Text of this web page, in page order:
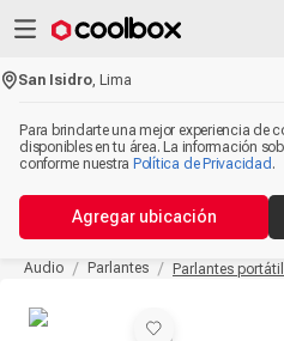
San Isidro ,Lima
Para brindarte una mejor experiencia de
disponibles en tu área. La información
conforme nuestra Política de Privacidad .
Agregar ubicación
Audio Parlantes Parlantes